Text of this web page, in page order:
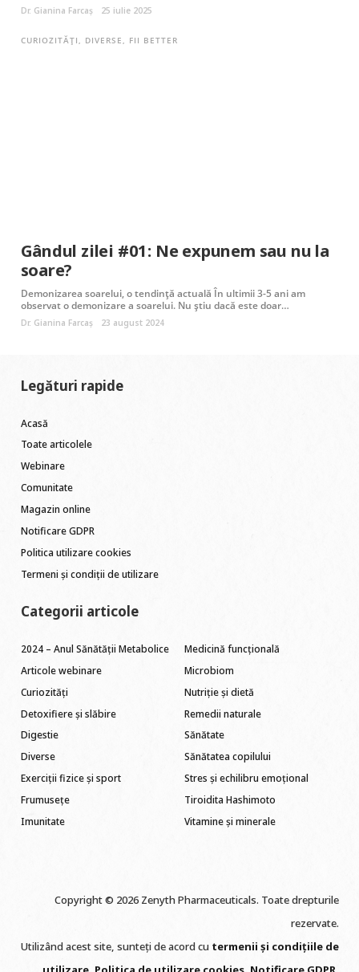
Dr. Gianina Farcaș 25 iulie 2025
CURIOZITĂȚI DIVERSE FII BETTER
Gândul zilei #01: Ne expunem sau nu la
soare?
Demonizarea soarelui, o tendință actuală În ultimii 3-5 ani am
observat o demonizare a soarelui. Nu știu dacă este doar…
Dr. Gianina Farcaș 23 august 2024
Legături rapide
Acasă
Toate articolele
Webinare
Comunitate
Magazin online
Notificare GDPR
Politica utilizare cookies
Termeni și condiții de utilizare
Categorii articole
2024 – Anul Sănătății Metabolice
Articole webinare
Curiozități
Detoxifiere și slăbire
Digestie
Diverse
Exerciții fizice și sport
Frumusețe
Imunitate
Medicină funcțională
Microbiom
Nutriție și dietă
Remedii naturale
Sănătate
Sănătatea copilului
Stres și echilibru emoțional
Tiroidita Hashimoto
Vitamine și minerale
Copyright © 2026 Zenyth Pharmaceuticals. Toate drepturile
rezervate.
Utilizând acest site, sunteți de acord cu termenii și condițiile de